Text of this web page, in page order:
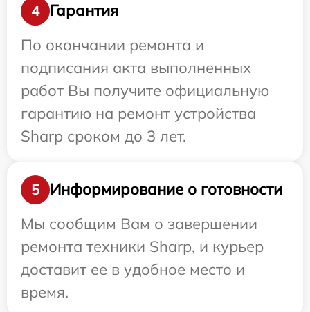
4
Гарантия
По окончании ремонта и
подписания акта выполненных
работ Вы получите официальную
гарантию на ремонт устройства
Sharp сроком до 3 лет.
5
Информирование о готовности
Мы сообщим Вам о завершении
ремонта техники Sharp, и курьер
доставит ее в удобное место и
время.